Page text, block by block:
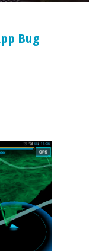
Bug